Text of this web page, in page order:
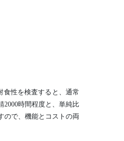
食性を検査すると、通常
2000時間程度と、単純比
ので、機能とコストの両